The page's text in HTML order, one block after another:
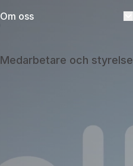
Om oss
Medarbetare och styrelse